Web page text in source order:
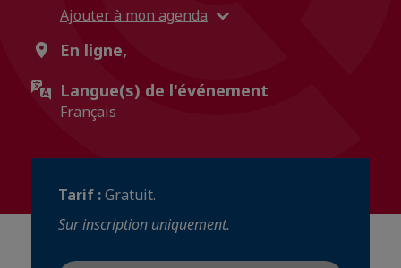
Ajouter à mon agenda
En ligne,
Langue(s) de l'événement
Français
Tarif :Gratuit.
Sur inscription uniquement.